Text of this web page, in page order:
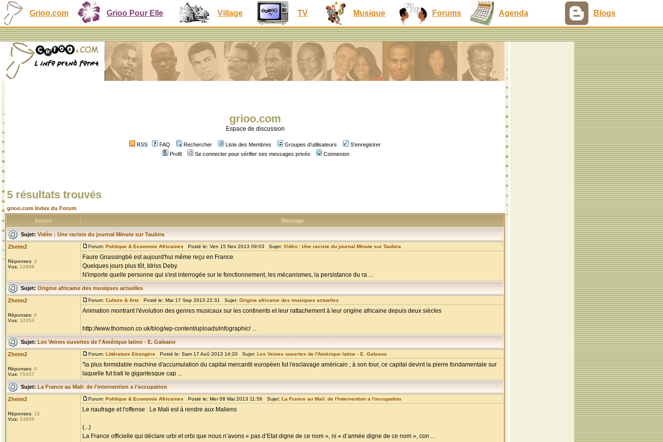
Grioo.com Grioo Pour Elle Village TV Musique Forums Agenda Blogs
grioo.com
Espace de discussion
RSS FAQ Rechercher Liste des Membres Groupes d'utilisateurs
S'enregistrer
Profil
Se connecter pour vérifier ses messages privés Connexion
5 résultats trouvés
grioo.com Index du Forum
Auteur Message
Sujet: Vidéo : Une raciste du journal Minute sur Taubira
Zheim2
Réponses: 2
Vus: 12888
Forum: Politique & Economie Africaines Posté le: Ven 15 Nov 2013 09:03 Sujet: Vidéo : Une raciste du journal Minute sur Taubira
Faure Gnassingbé est aujourd'hui même reçu en France.
Quelques jours plus tôt, Idriss Deby.
N'importe quelle personne qui s'est interrogée sur le fonctionnement, les mécanismes, la persistance du ra ...
Sujet: Origine africaine des musiques actuelles
Zheim2
Réponses: 0
Vus: 12254
Forum: Culture & Arts Posté le: Mar 17 Sep 2013 22:31 Sujet: Origine africaine des musiques actuelles
Animation montrant l'évolution des genres musicaux sur les continents et leur rattachement à leur origine africaine depuis deux siècles
http://www.thomson.co.uk/blog/wp-content/uploads/infographic/ ...
Sujet: Les Veines ouvertes de l'Amérique latine - E. Galeano
Zheim2
Réponses: 0
Vus: 75037
Forum: Littérature Etrangère Posté le: Sam 17 Aoû 2013 14:20 Sujet: Les Veines ouvertes de l'Amérique latine - E. Galeano
"la plus formidable machine d'accumulation du capital mercantil européen fut l'esclavage américain ; à son tour, ce capital devint la pierre fondamentale sur
laquelle fut bati le gigantesque cap ...
Sujet: La France au Mali: de l'intervention a l'occupation
Zheim2
Réponses: 12
Vus: 24609
Forum: Politique & Economie Africaines Posté le: Mer 08 Mai 2013 11:56 Sujet: La France au Mali: de l'intervention a l'occupation
Le naufrage et l'offense : Le Mali est à rendre aux Maliens
(...)
La France officielle qui déclare urbi et orbi que nous n’avons « pas d’Etat digne de ce nom », ni « d’armée digne de ce nom », con ...